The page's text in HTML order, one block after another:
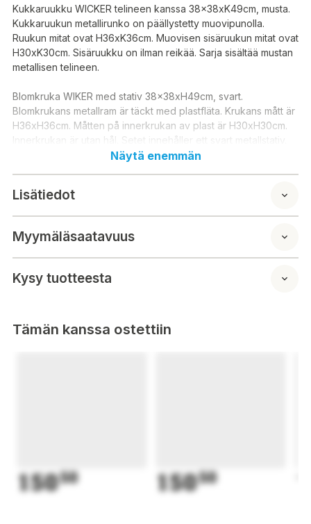
Kukkaruukku WICKER telineen kanssa 38x38xK49cm, musta.
Kukkaruukun metallirunko on päällystetty muovipunolla.
Ruukun mitat ovat H36xK36cm. Muovisen sisäruukun mitat ovat
H30xK30cm. Sisäruukku on ilman reikää. Sarja sisältää mustan
metallisen telineen.
Blomkruka WIKER med stativ 38x38xH49cm, svart.
Blomkrukans metallram är täckt med plastfläta. Krukans mått är
H36xH36cm. Måtten på innerkrukan av plast är H30xH30cm.
Innerkrukan är utan hål. Setet innehåller ett svart metallstativ.
Näytä enemmän
Lisätiedot
Myymäläsaatavuus
Kysy tuotteesta
Tämän kanssa ostettiin
15050 15050